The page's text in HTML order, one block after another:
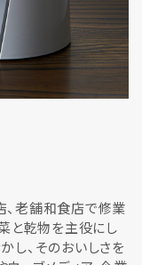
、老舗和食店で修業
と乾物を主役にし
し、そのおいしさを